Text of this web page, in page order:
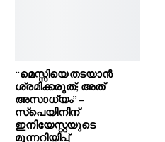
“മെസ്സിയെ തടയാൻ
ശ്രമിക്കരുത്; അത്
അസാധ്യം” –
സ്പെയിനിന്
ഇനിയേസ്റ്റയുടെ
മുന്നറിയിപ്പ്